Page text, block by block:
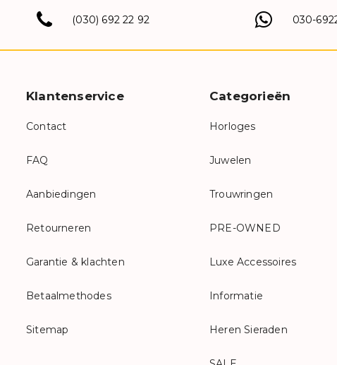
(030) 692 22 92 030-
Klantenservice
Contact
FAQ
Aanbiedingen
Retourneren
Garantie & klachten
Betaalmethodes
Sitemap
Categorieën
Horloges
Juwelen
Trouwringen
PRE-OWNED
Luxe Accessoires
Informatie
Heren Sieraden